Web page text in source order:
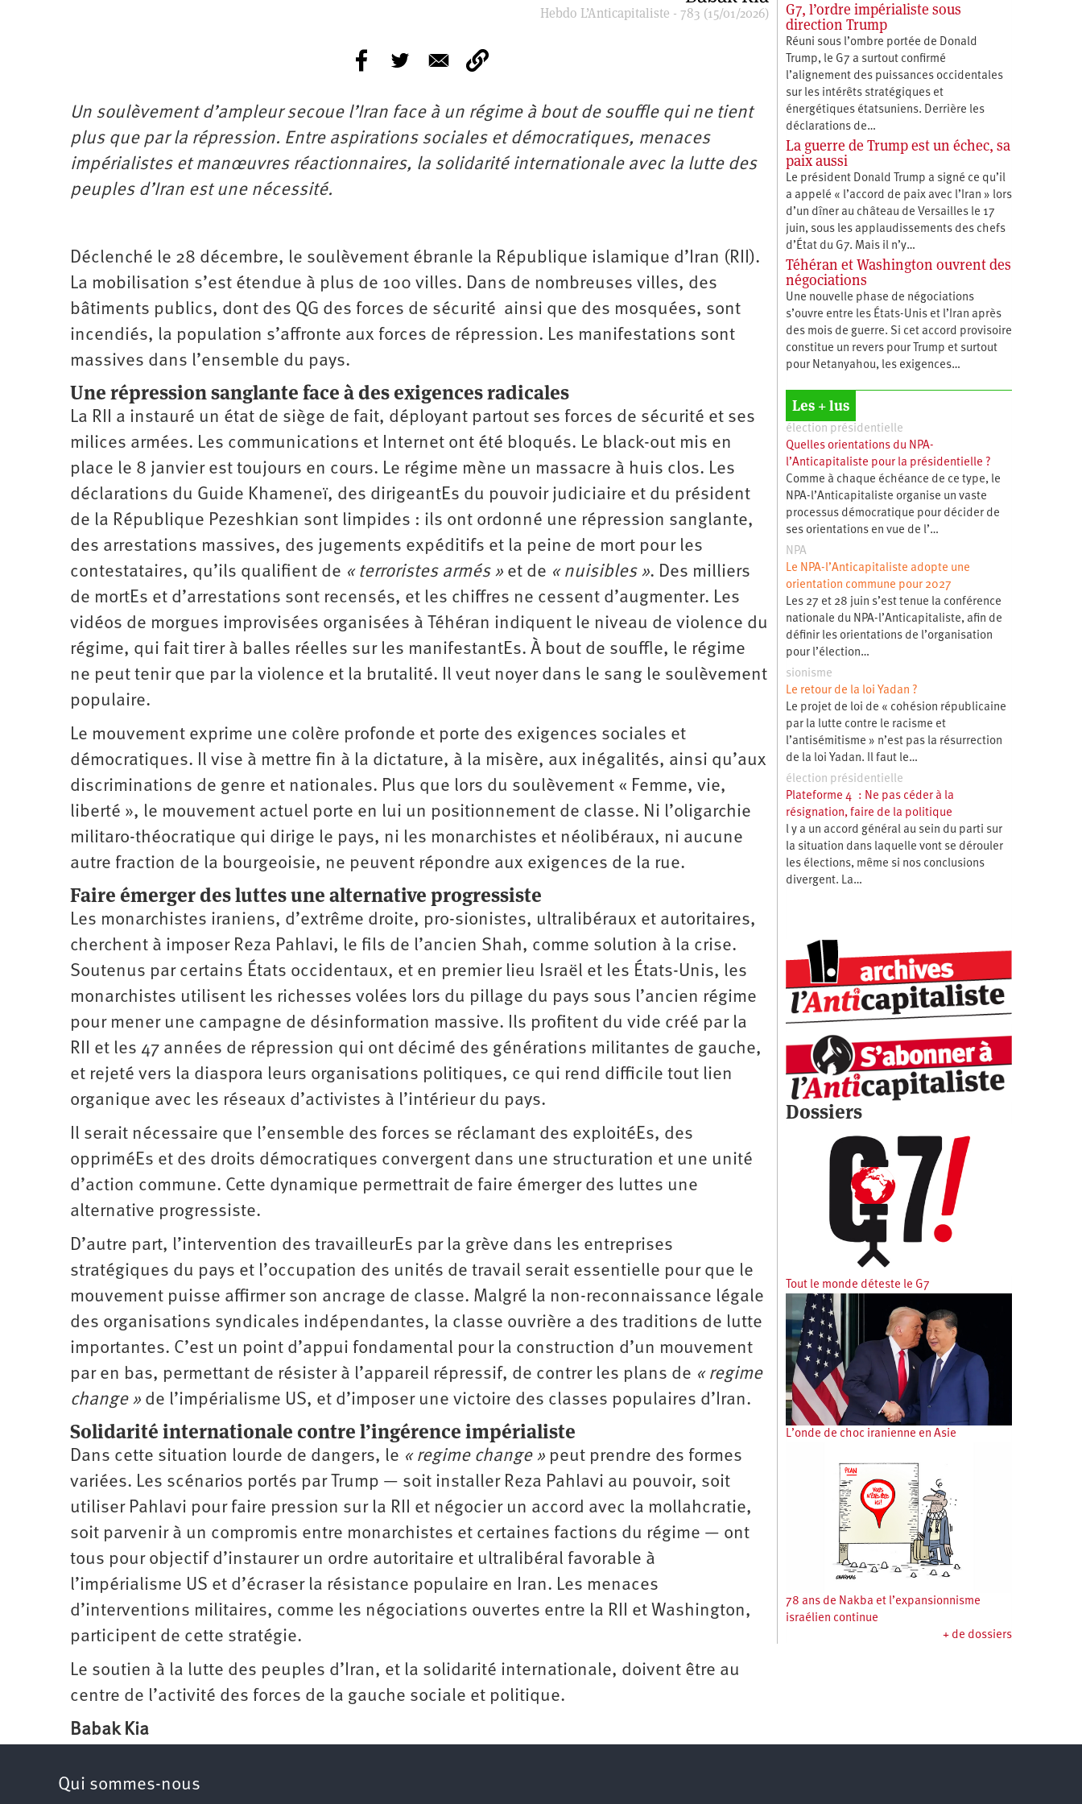
Hebdo L’Anticapitaliste - 783 (15/01/2026)
Un soulèvement d’ampleur secoue l’Iran face à un régime à bout de souffle qui ne tient
plus que par la répression. Entre aspirations sociales et démocratiques, menaces
impérialistes et manœuvres réactionnaires, la solidarité internationale avec la lutte des
peuples d’Iran est une nécessité.
Déclenché le 28 décembre, le soulèvement ébranle la République islamique d’Iran (RII).
La mobilisation s’est étendue à plus de 100 villes. Dans de nombreuses villes, des
bâtiments publics, dont des QG des forces de sécurité ainsi que des mosquées, sont
incendiés, la population s’affronte aux forces de répression. Les manifestations sont
massives dans ­l’­ensemble du pays.
Une répression sanglante face à des exigences radicales
La RII a instauré un état de siège de fait, déployant partout ses forces de sécurité et ses
milices armées. Les communications et Internet ont été bloqués. Le black-out mis en
place le 8 janvier est toujours en cours. Le régime mène un massacre à huis clos. Les
déclarations du Guide Khameneï, des dirigeantEs du pouvoir judiciaire et du président
de la République Pezeshkian sont limpides : ils ont ordonné une répression sanglante,
des arrestations massives, des jugements expéditifs et la peine de mort pour les
contestataires, qu’ils qualifient de « terroristes armés » et de « nuisibles ». Des milliers
de mortEs et d’arrestations sont recensés, et les chiffres ne cessent d’augmenter. Les
vidéos de morgues improvisées organisées à Téhéran indiquent le niveau de violence du
régime, qui fait tirer à balles réelles sur les manifestantEs. À bout de souffle, le régime
ne peut tenir que par la violence et la brutalité. Il veut noyer dans le sang le soulèvement
populaire.
Le mouvement exprime une colère profonde et porte des exigences sociales et
démocratiques. Il vise à mettre fin à la dictature, à la misère, aux inégalités, ainsi qu’aux
discriminations de genre et nationales. Plus que lors du soulèvement « Femme, vie,
liberté », le mouvement actuel porte en lui un positionnement de classe. Ni l’oligarchie
militaro-théo­cratique qui dirige le pays, ni les monarchistes et néolibéraux, ni aucune
autre fraction de la bourgeoisie, ne peuvent répondre aux ­exigences de la rue.
Faire émerger des luttes une alternative progressiste
Les monarchistes iraniens, d’extrême droite, pro-­sionistes, ultralibéraux et autoritaires,
cherchent à imposer Reza Pahlavi, le fils de l’ancien Shah, comme solution à la crise.
Soutenus par certains États occidentaux, et en premier lieu Israël et les États-Unis, les
monarchistes utilisent les richesses volées lors du pillage du pays sous l’ancien régime
pour mener une campagne de désinformation massive. Ils profitent du vide créé par la
RII et les 47 années de répression qui ont décimé des générations militantes de gauche,
et rejeté vers la diaspora leurs organisations politiques, ce qui rend difficile tout lien
organique avec les réseaux d’activistes à ­l’intérieur du pays.
Il serait nécessaire que l’ensemble des forces se réclamant des exploitéEs, des
oppriméEs et des droits démocratiques convergent dans une structuration et une unité
d’action commune. Cette dynamique permettrait de faire émerger des luttes une
alternative ­progressiste.
D’autre part, l’intervention des travailleurEs par la grève dans les entreprises
stratégiques du pays et l’occupation des unités de travail serait essentielle pour que le
mouvement puisse affirmer son ancrage de classe. Malgré la non-reconnaissance légale
des organisations syndicales indépendantes, la classe ouvrière a des traditions de lutte
importantes. C’est un point d’appui fondamental pour la construction d’un mouvement
par en bas, permettant de résister à l’appareil répressif, de contrer les plans de « regime
change » de l’impérialisme US, et d’imposer une victoire des classes populaires d’Iran.
Solidarité internationale contre l’ingérence impérialiste
Dans cette situation lourde de dangers, le « regime change » peut prendre des formes
variées. Les scénarios portés par Trump — soit installer Reza Pahlavi au pouvoir, soit
utiliser Pahlavi pour faire pression sur la RII et négocier un accord avec la mollahcratie,
soit parvenir à un compromis entre monarchistes et certaines factions du régime — ont
tous pour objectif d’instaurer un ordre autoritaire et ultralibéral favorable à
l’impérialisme US et d’écraser la résistance populaire en Iran. Les menaces
d’interventions militaires, comme les négociations ouvertes entre la RII et Washington,
participent de cette stratégie.
Le soutien à la lutte des peuples d’Iran, et la solidarité internationale, doivent être au
centre de l’activité des forces de la gauche sociale et politique.
Babak Kia
G7, l’ordre impérialiste sous
direction Trump
Réuni sous l’ombre portée de Donald
Trump, le G7 a surtout confirmé
l’alignement des puissances occidentales
sur les intérêts stratégiques et
énergétiques étatsuniens. Derrière les
déclarations de…
La guerre de Trump est un échec, sa
paix aussi
Le président Donald Trump a signé ce qu’il
a appelé « l’accord de paix avec l’Iran » lors
d’un dîner au château de Versailles le 17
juin, sous les applaudissements des chefs
d’État du G7. Mais il n’y…
Téhéran et Washington ouvrent des
négociations
Une nouvelle phase de négociations
s’ouvre entre les États-Unis et l’Iran après
des mois de guerre. Si cet accord provisoire
constitue un revers pour Trump et surtout
pour Netanyahou, les exigences…
Les + lus
élection présidentielle
Quelles orientations du NPA-
l’Anticapitaliste pour la présidentielle ?
Comme à chaque échéance de ce type, le
NPA-l’Anticapitaliste organise un vaste
processus démocratique pour décider de
ses orientations en vue de l’…
NPA
Le NPA-l’Anticapitaliste adopte une
orientation commune pour 2027
Les 27 et 28 juin s’est tenue la conférence
nationale du NPA-l’Anticapitaliste, afin de
définir les orientations de l’organisation
pour l’élection…
sionisme
Le retour de la loi Yadan ?
Le projet de loi de « cohésion républicaine
par la lutte contre le racisme et
l’antisémitisme » n’est pas la résurrection
de la loi Yadan. Il faut le…
élection présidentielle
Plateforme 4 : Ne pas céder à la
résignation, faire de la politique
l y a un accord général au sein du parti sur
la situation dans laquelle vont se dérouler
les élections, même si nos conclusions
divergent. La…
Dossiers
Tout le monde déteste le G7
L’onde de choc iranienne en Asie
78 ans de Nakba et l’expansionnisme
israélien continue
+ de dossiers
Qui sommes-nous